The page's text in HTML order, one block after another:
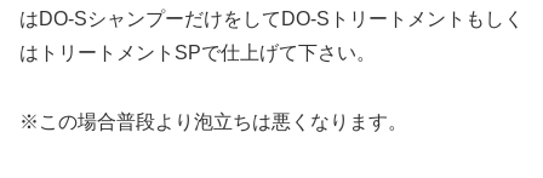
はDO-SシャンプーだけをしてDO-Sトリートメントもしく
はトリートメントSPで仕上げて下さい。
※この場合普段より泡立ちは悪くなります。